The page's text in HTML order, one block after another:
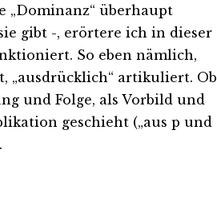
„Dominanz“ überhaupt
gibt -, erörtere ich in dieser
So eben nämlich,
„ausdrücklich“ artikuliert. Ob
und Folge, als Vorbild und
geschieht („aus p und